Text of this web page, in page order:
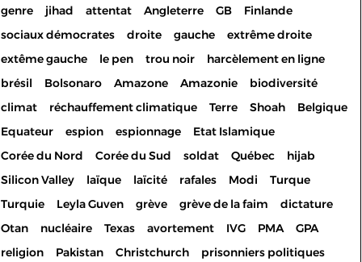
genre
jihad attentat Angleterre GB
Finlande
sociaux démocrates
droite gauche
extrême droite
extême gauche
le pen trou noir
harcèlement en ligne
brésil
Bolsonaro Amazone Amazonie
biodiversité
climat
réchauffement climatique Terre Shoah
Belgique
Equateur
espion espionnage
Etat Islamique
Corée du Nord
Corée du Sud soldat Québec
hijab
Silicon Valley
laïque laïcité rafales Modi
Turque
Turquie
Leyla Guven grève grève de la faim
dictature
Otan
nucléaire Texas avortement IVG PMA
GPA
religion
Pakistan Christchurch
prisonniers politiques